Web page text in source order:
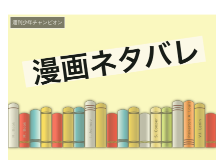
週刊少年チャンピオン